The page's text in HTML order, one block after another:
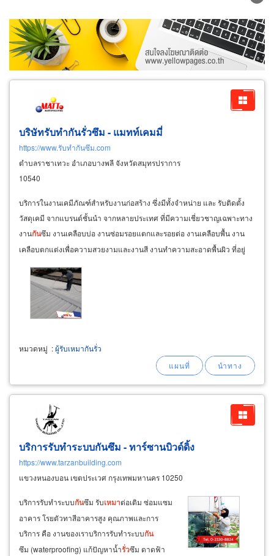
ขายส่ง ขายปลีก ผู้ผลิต
ตัวแทนจัดจำหน่าย
ผู้ส่งออก/นำเข้า
ธุรกิจบริการ
บริษัทรับทำกันรั่วซึม - แมทท์เคมมี่
https://www.รับทำกันซึม.com
ตำบลราชาเทวะ อำเภอบางพลี จังหวัดสมุทรปราการ
10540
บริการในงานเคมีภัณฑ์สำหรับงานก่อสร้าง ซึ่งมีทั้งจำหน่าย และ รับติดตั้ง
วัสดุเคมี จากแบรนด์ชั้นนำ จากหลายประเทศ ที่มีความเชี่ยวชาญเฉพาะทาง
งานกันซึม งานเคลือบบ่อ งานซ่อมรอยแตกและรอยต่อ งานเคลือบพื้น งาน
เคลือบตกแต่งเพื่อความสวยงามและงานสี งานทำความสะอาดพื้นผิว ที่อยู่
หมวดหมู่ :ผู้รับเหมากันรั่ว
บริการรับทำระบบกันซึม - ทาร์ซานบิวด์ดิ้ง
https://www.tarzanbuilding.com
แขวงหนองบอน เขตประเวศ กรุงเทพมหานคร 10250
บริการรับทำระบบกันซึม รับเหมาต่อเติม ซ่อมแซม
อาคาร โรยตัวทาสีอาคารสูง คุณภาพและการ
บริการ คือ งานของเราบริการรับทำระบบกัน
ซึม (waterproofing) แก้ปัญหาน้ำรั่วซึม ดาดฟ้า